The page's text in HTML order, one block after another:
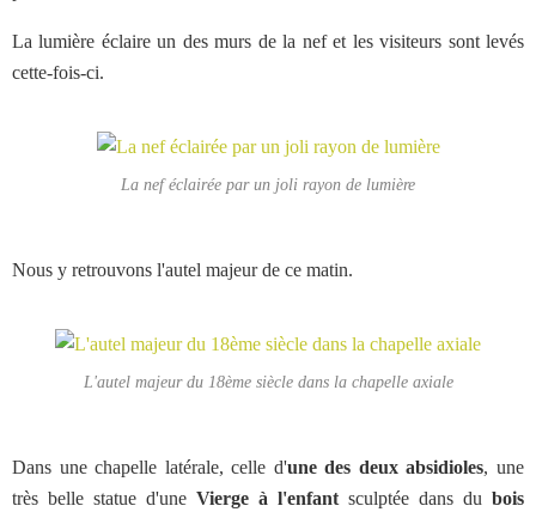
La lumière éclaire un des murs de la nef et les visiteurs sont levés
cette-fois-ci.
La nef éclairée par un joli rayon de lumière
Nous y retrouvons l'autel majeur de ce matin.
L'autel majeur du 18ème siècle dans la chapelle axiale
Dans une chapelle latérale, celle d'une des deux absidioles, une
très belle statue d'une Vierge à l'enfant sculptée dans du bois